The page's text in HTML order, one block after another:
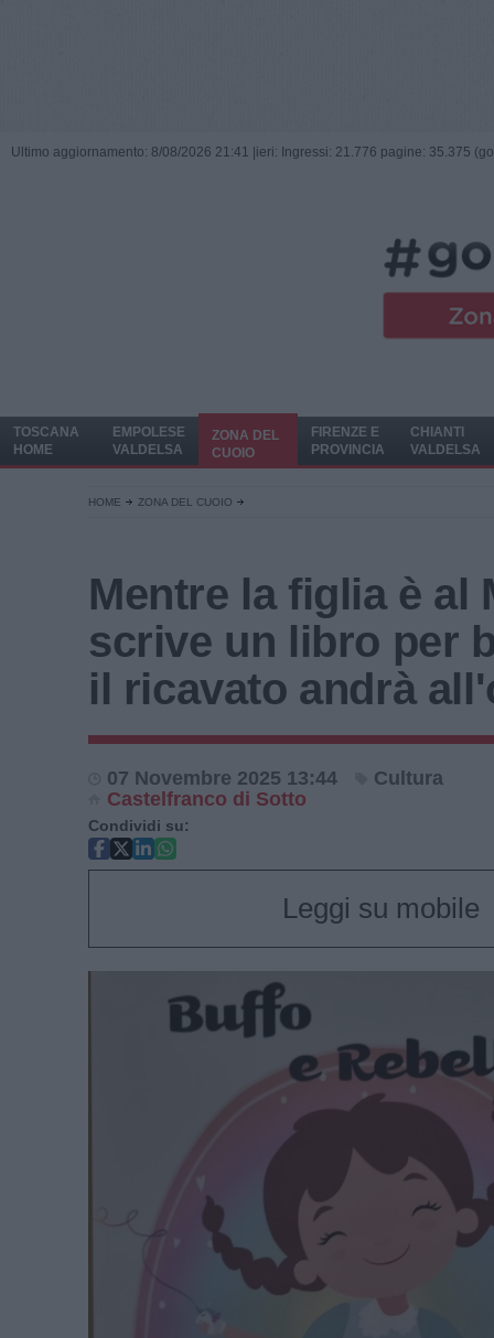
Ultimo aggiornamento: 8/08/2026 21:41 | ieri: Ingressi: 21.776 pagine: 35.375
TOSCANA
HOME
EMPOLESE
VALDELSA
ZONA DEL
CUOIO
FIRENZE E
PROVINCIA
CHIANTI
VALDELSA
HOME ZONA DEL CUOIO
Mentre la figlia è al
scrive un libro per
il ricavato andrà
07 Novembre 2025 13:44
Cultura
Castelfranco di Sotto
Condividi su:
Leggi su mobile